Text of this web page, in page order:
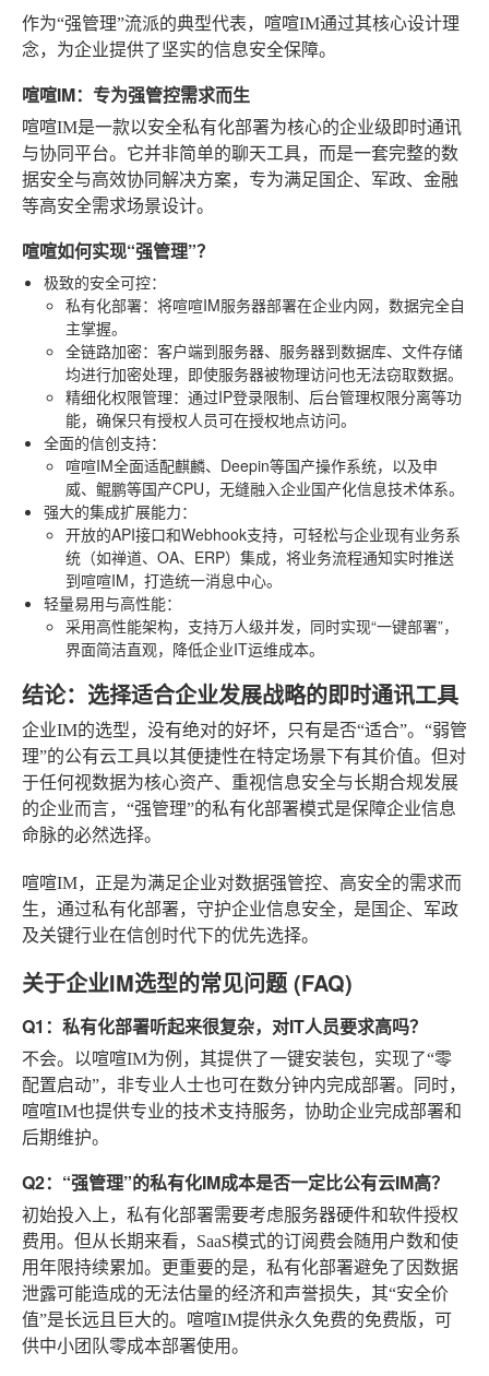
作为“强管理”流派的典型代表，喧喧IM通过其核心设计理
念，为企业提供了坚实的信息安全保障。
喧喧IM：专为强管控需求而生
喧喧IM是一款以安全私有化部署为核心的企业级即时通讯
与协同平台。它并非简单的聊天工具，而是一套完整的数
据安全与高效协同解决方案，专为满足国企、军政、金融
等高安全需求场景设计。
喧喧如何实现“强管理”？
极致的安全可控：
私有化部署：将喧喧IM服务器部署在企业内网，数据完全自
主掌握。
全链路加密：客户端到服务器、服务器到数据库、文件存储
均进行加密处理，即使服务器被物理访问也无法窃取数据。
精细化权限管理：通过IP登录限制、后台管理权限分离等功
能，确保只有授权人员可在授权地点访问。
全面的信创支持：
喧喧IM全面适配麒麟、Deepin等国产操作系统，以及申
威、鲲鹏等国产CPU，无缝融入企业国产化信息技术体系。
强大的集成扩展能力：
开放的API接口和Webhook支持，可轻松与企业现有业务系
统（如禅道、OA、ERP）集成，将业务流程通知实时推送
到喧喧IM，打造统一消息中心。
轻量易用与高性能：
采用高性能架构，支持万人级并发，同时实现“一键部署”，
界面简洁直观，降低企业IT运维成本。
结论：选择适合企业发展战略的即时通讯工具
企业IM的选型，没有绝对的好坏，只有是否“适合”。“弱管
理”的公有云工具以其便捷性在特定场景下有其价值。但对
于任何视数据为核心资产、重视信息安全与长期合规发展
的企业而言，“强管理”的私有化部署模式是保障企业信息
命脉的必然选择。
喧喧IM，正是为满足企业对数据强管控、高安全的需求而
生，通过私有化部署，守护企业信息安全，是国企、军政
及关键行业在信创时代下的优先选择。
关于企业IM选型的常见问题 (FAQ)
Q1：私有化部署听起来很复杂，对IT人员要求高吗？
不会。以喧喧IM为例，其提供了一键安装包，实现了“零
配置启动”，非专业人士也可在数分钟内完成部署。同时，
喧喧IM也提供专业的技术支持服务，协助企业完成部署和
后期维护。
Q2：“强管理”的私有化IM成本是否一定比公有云IM高？
初始投入上，私有化部署需要考虑服务器硬件和软件授权
费用。但从长期来看，SaaS模式的订阅费会随用户数和使
用年限持续累加。更重要的是，私有化部署避免了因数据
泄露可能造成的无法估量的经济和声誉损失，其“安全价
值”是长远且巨大的。喧喧IM提供永久免费的免费版，可
供中小团队零成本部署使用。